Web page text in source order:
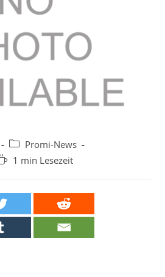
Beitrags-
Kategorie:
Promi-News
1 min Lesezeit